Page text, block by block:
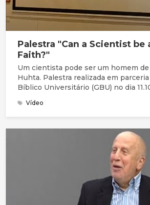
Palestra "Can a Scientist be
Faith?"
Um cientista pode ser um homem de
Huhta. Palestra realizada em
Bíblico Universitário (GBU) no dia
Vídeo